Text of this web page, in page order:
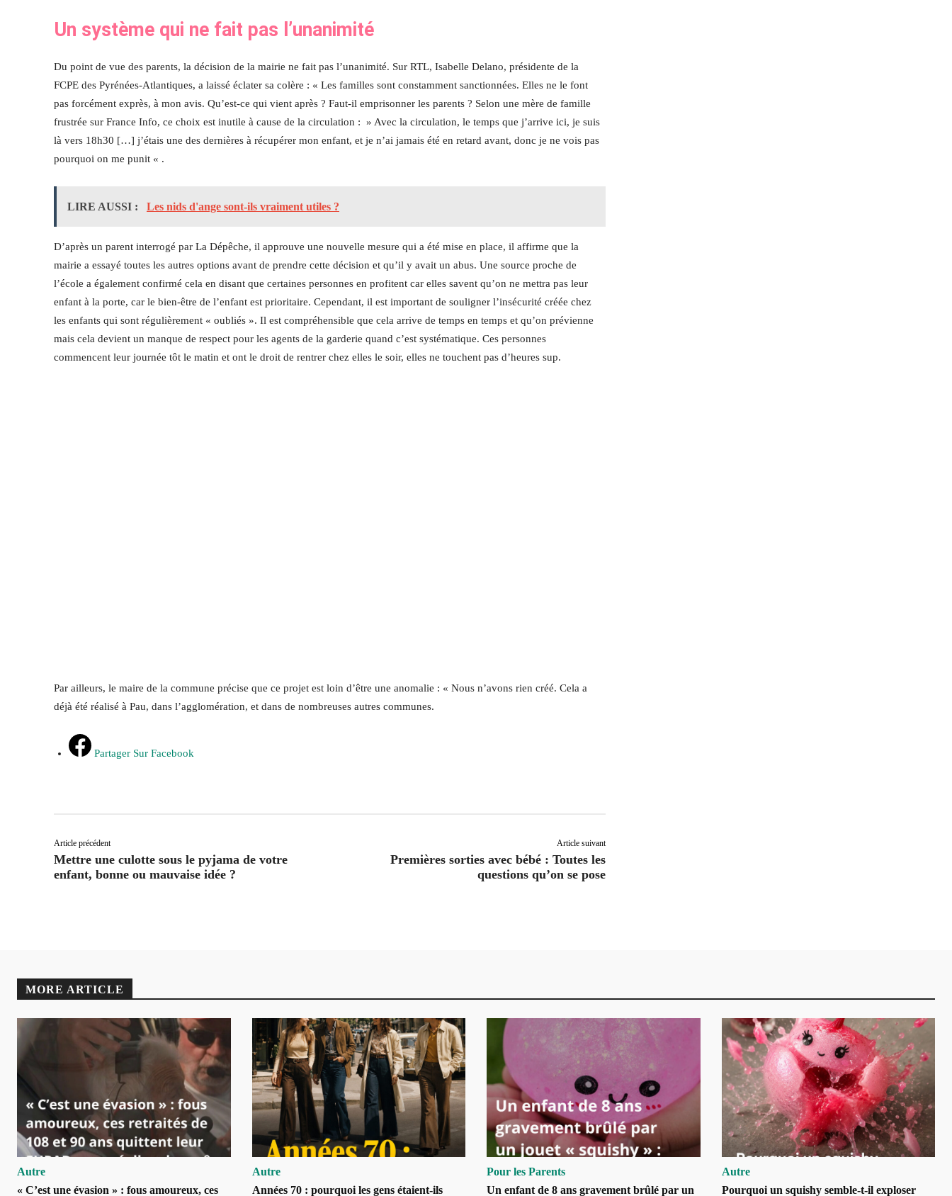
Un système qui ne fait pas l’unanimité
Du point de vue des parents, la décision de la mairie ne fait pas l’unanimité. Sur RTL, Isabelle Delano, présidente de la
FCPE des Pyrénées-Atlantiques, a laissé éclater sa colère : « Les familles sont constamment sanctionnées. Elles ne le font
pas forcément exprès, à mon avis. Qu’est-ce qui vient après ? Faut-il emprisonner les parents ? Selon une mère de famille
frustrée sur France Info, ce choix est inutile à cause de la circulation : » Avec la circulation, le temps que j’arrive ici, je suis
là vers 18h30 […] j’étais une des dernières à récupérer mon enfant, et je n’ai jamais été en retard avant, donc je ne vois pas
pourquoi on me punit « .
LIRE AUSSI : Les nids d'ange sont-ils vraiment utiles ?
D’après un parent interrogé par La Dépêche, il approuve une nouvelle mesure qui a été mise en place, il affirme que la
mairie a essayé toutes les autres options avant de prendre cette décision et qu’il y avait un abus. Une source proche de
l’école a également confirmé cela en disant que certaines personnes en profitent car elles savent qu’on ne mettra pas leur
enfant à la porte, car le bien-être de l’enfant est prioritaire. Cependant, il est important de souligner l’insécurité créée chez
les enfants qui sont régulièrement « oubliés ». Il est compréhensible que cela arrive de temps en temps et qu’on prévienne
mais cela devient un manque de respect pour les agents de la garderie quand c’est systématique. Ces personnes
commencent leur journée tôt le matin et ont le droit de rentrer chez elles le soir, elles ne touchent pas d’heures sup.
Par ailleurs, le maire de la commune précise que ce projet est loin d’être une anomalie : « Nous n’avons rien créé. Cela a
déjà été réalisé à Pau, dans l’agglomération, et dans de nombreuses autres communes.
Partager Sur Facebook
Article précédent
Mettre une culotte sous le pyjama de votre
enfant, bonne ou mauvaise idée ?
Article suivant
Premières sorties avec bébé : Toutes les
questions qu’on se pose
MORE ARTICLE
Autre
« C’est une évasion » : fous amoureux, ces
Autre
Années 70 : pourquoi les gens étaient-ils
Pour les Parents
Un enfant de 8 ans gravement brûlé par un
Autre
Pourquoi un squishy semble-t-il exploser